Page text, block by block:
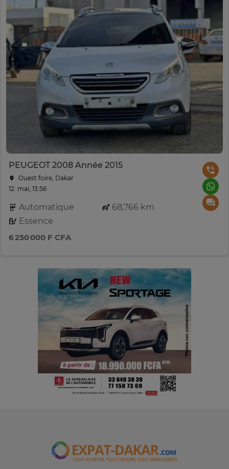
PEUGEOT 2008 Année 2015
Ouest foire, Dakar
12. mai, 13:56
Automatique
68,766 km
Essence
6 250 000 F CFA